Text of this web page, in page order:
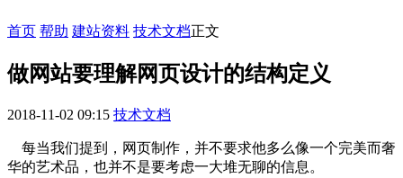
首页 帮助 建站资料 技术文档正文
做网站要理解网页设计的结构定义
2018-11-02 09:15 技术文档
每当我们提到，网页制作，并不要求他多么像一个完美而奢
华的艺术品，也并不是要考虑一大堆无聊的信息。